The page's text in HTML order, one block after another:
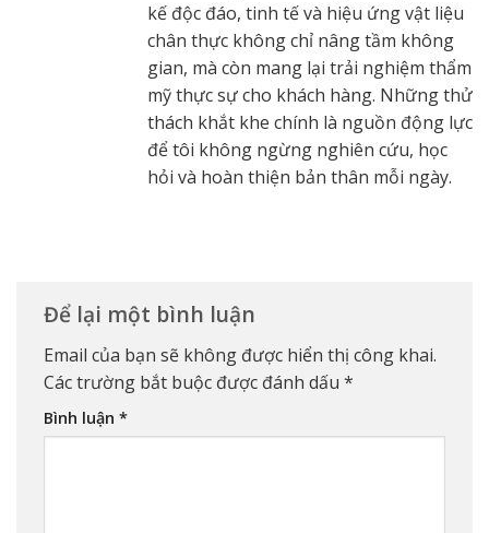
kế độc đáo, tinh tế và hiệu ứng vật liệu
chân thực không chỉ nâng tầm không
gian, mà còn mang lại trải nghiệm thẩm
mỹ thực sự cho khách hàng. Những thử
thách khắt khe chính là nguồn động lực
để tôi không ngừng nghiên cứu, học
hỏi và hoàn thiện bản thân mỗi ngày.
Để lại một bình luận
Email của bạn sẽ không được hiển thị công khai.
Các trường bắt buộc được đánh dấu *
Bình luận *